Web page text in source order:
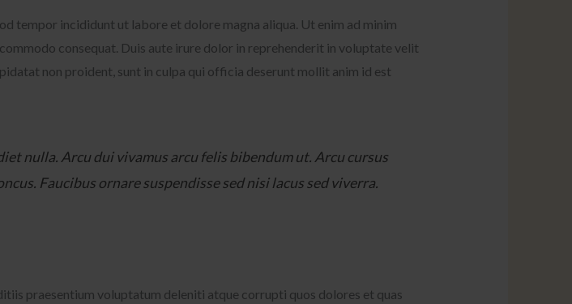
tempor incididunt ut labore et dolore magna aliqua. Ut enim ad minim
consequat. Duis aute irure dolor in reprehenderit in voluptate velit
non proident, sunt in culpa qui officia deserunt mollit anim id est
nulla. Arcu dui vivamus arcu felis bibendum ut. Arcu cursus
Faucibus ornare suspendisse sed nisi lacus sed viverra.
praesentium voluptatum deleniti atque corrupti quos dolores et quas